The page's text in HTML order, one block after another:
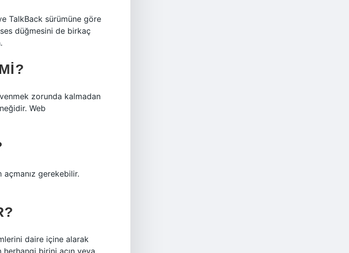
TalkBack sürümüne göre
düğmesini de birkaç
zorunda kalmadan
Web
açmanız gerekebilir.
daire içine alarak
herhangi birini açın veya